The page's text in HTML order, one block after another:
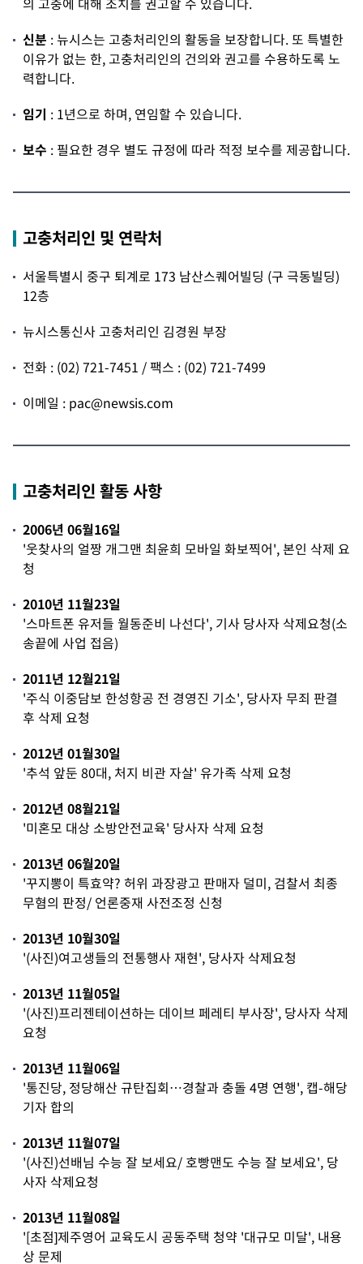
신분 : 뉴시스는 고충처리인의 활동을 보장합니다. 또 특별한
이유가 없는 한, 고충처리인의 건의와 권고를 수용하도록 노
력합니다.
임기 : 1년으로 하며, 연임할 수 있습니다.
보수 : 필요한 경우 별도 규정에 따라 적정 보수를 제공합니다.
고충처리인 및 연락처
서울특별시 중구 퇴계로 173 남산스퀘어빌딩 (구 극동빌딩)
12층
뉴시스통신사 고충처리인 김경원 부장
전화 : (02) 721-7451 / 팩스 : (02) 721-7499
이메일 : pac@newsis.com
고충처리인 활동 사항
2006년 06월16일
'웃찾사의 얼짱 개그맨 최윤희 모바일 화보찍어', 본인 삭제 요
청
2010년 11월23일
'스마트폰 유저들 월동준비 나선다', 기사 당사자 삭제요청(소
송끝에 사업 접음)
2011년 12월21일
'주식 이중담보 한성항공 전 경영진 기소', 당사자 무죄 판결
후 삭제 요청
2012년 01월30일
'추석 앞둔 80대, 처지 비관 자살' 유가족 삭제 요청
2012년 08월21일
'미혼모 대상 소방안전교육' 당사자 삭제 요청
2013년 06월20일
'꾸지뽕이 특효약? 허위 과장광고 판매자 덜미, 검찰서 최종
무혐의 판정/ 언론중재 사전조정 신청
2013년 10월30일
'(사진)여고생들의 전통행사 재현', 당사자 삭제요청
2013년 11월05일
'(사진)프리젠테이션하는 데이브 페레티 부사장', 당사자 삭제
요청
2013년 11월06일
'통진당, 정당해산 규탄집회…경찰과 충돌 4명 연행', 캡-해당
기자 합의
2013년 11월07일
'(사진)선배님 수능 잘 보세요/ 호빵맨도 수능 잘 보세요', 당
사자 삭제요청
2013년 11월08일
'[초점]제주영어 교육도시 공동주택 청약 '대규모 미달', 내용
상 문제